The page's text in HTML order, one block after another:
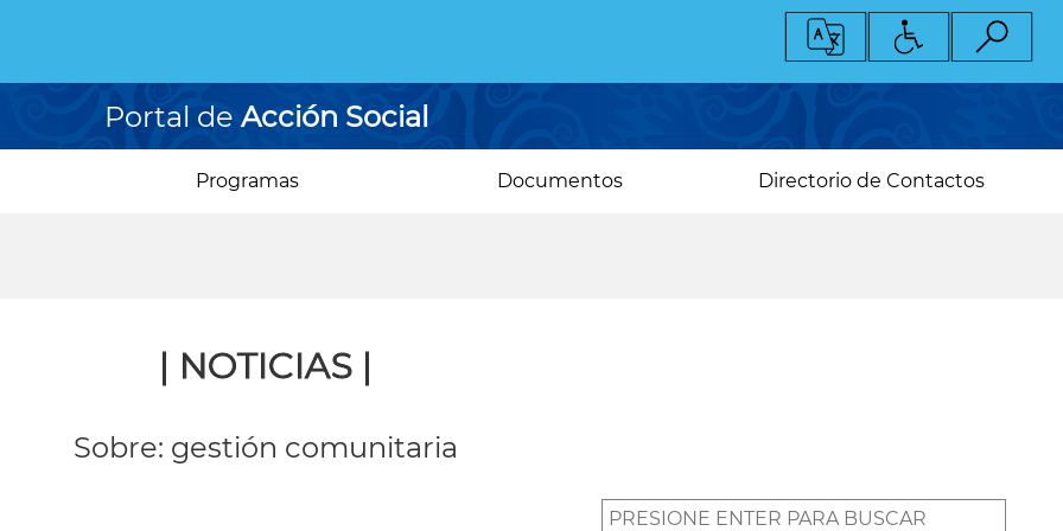
Portal de Acción Social
Programas Documentos Directorio de Contactos
| NOTICIAS |
Sobre: gestión comunitaria